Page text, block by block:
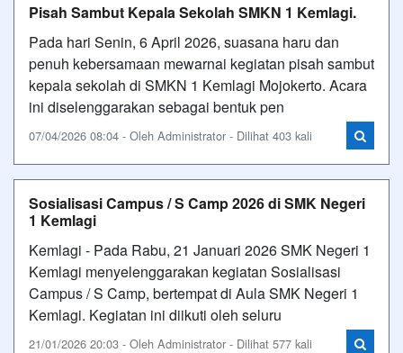
Pisah Sambut Kepala Sekolah SMKN 1 Kemlagi.
Pada hari Senin, 6 April 2026, suasana haru dan
penuh kebersamaan mewarnai kegiatan pisah sambut
kepala sekolah di SMKN 1 Kemlagi Mojokerto. Acara
ini diselenggarakan sebagai bentuk pen
07/04/2026 08:04 - Oleh Administrator - Dilihat 403 kali
Sosialisasi Campus / S Camp 2026 di SMK Negeri
1 Kemlagi
Kemlagi - Pada Rabu, 21 Januari 2026 SMK Negeri 1
Kemlagi menyelenggarakan kegiatan Sosialisasi
Campus / S Camp, bertempat di Aula SMK Negeri 1
Kemlagi. Kegiatan ini diikuti oleh seluru
21/01/2026 20:03 - Oleh Administrator - Dilihat 577 kali